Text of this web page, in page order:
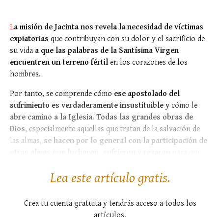
La misión de Jacinta nos revela la necesidad de víctimas
expiatorias que contribuyan con su dolor y el sacrificio de
su vida a que las palabras de la Santísima Virgen
encuentren un terreno fértilen los corazones de los
hombres.
Por tanto, se comprende cómo ese apostolado del
sufrimiento es verdaderamente insustituibleycómo le
abre camino a la Iglesia. Todas las grandes obras de
Dios, especialmente aquellas que tratan de la salvación de
las almas, se hacen por lo general con la participación de
Lea este artículo gratis.
Crea tu cuenta gratuita y tendrás acceso a todos los
artículos.